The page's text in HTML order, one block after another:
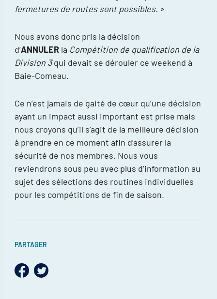
fermetures de routes sont possibles. »
Nous avons donc pris la décision
d’ANNULER la Compétition de qualification de la
Division 3qui devait se dérouler ce weekend à
Baie-Comeau.
Ce n’est jamais de gaité de cœur qu’une décision
ayant un impact aussi important est prise mais
nous croyons qu’il s’agit de la meilleure décision
à prendre en ce moment afin d’assurer la
sécurité de nos membres. Nous vous
reviendrons sous peu avec plus d’information au
sujet des sélections des routines individuelles
pour les compétitions de fin de saison.
PARTAGER